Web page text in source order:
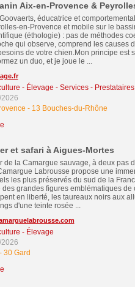
Aix-en-Provence &
éducatrice et
en-Provence et mobile sur le
(éthologie) : pas de méthodes
qui observe, comprend les causes
de votre chien.Mon principe est
un duo, et je joue le ...
- Élevage - Services -
- 13 Bouches-du-Rhône
et safari à Aigues-Mortes
de la Camargue sauvage, à deux pas
Labrousse propose une
les plus préservés du sud de la
des grandes figures emblématiques
en liberté, les taureaux noirs aux
d'une teinte rosée ...
- Élevage
30 Gard